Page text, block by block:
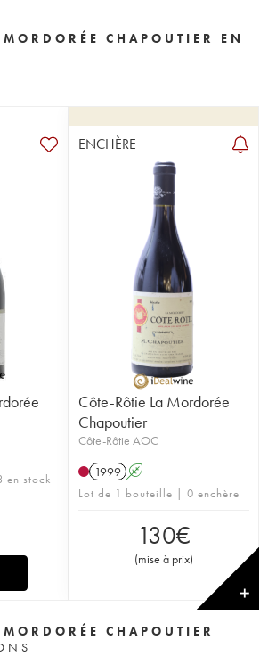
CHAPOUTIER EN
en stock
ENCHÈRE
Côte-Rôtie La Mordorée
Chapoutier
Côte-Rôtie AOC
1999 A
Lot de 1 bouteille | 0 enchère
130€
(mise à prix)
✕
CHAPOUTIER